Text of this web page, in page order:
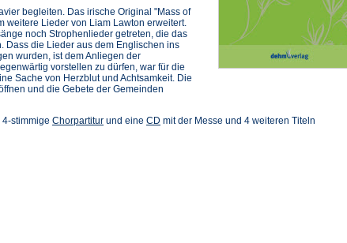
begleiten. Das irische Original "Mass of
weitere Lieder von Liam Lawton erweitert.
noch Strophenlieder getreten, die das
Dass die Lieder aus dem Englischen ins
wurden, ist dem Anliegen der
vorstellen zu dürfen, war für die
Sache von Herzblut und Achtsamkeit. Die
und die Gebete der Gemeinden
stimmige Chorpartitur und eine CD mit der Messe und 4 weiteren Titeln